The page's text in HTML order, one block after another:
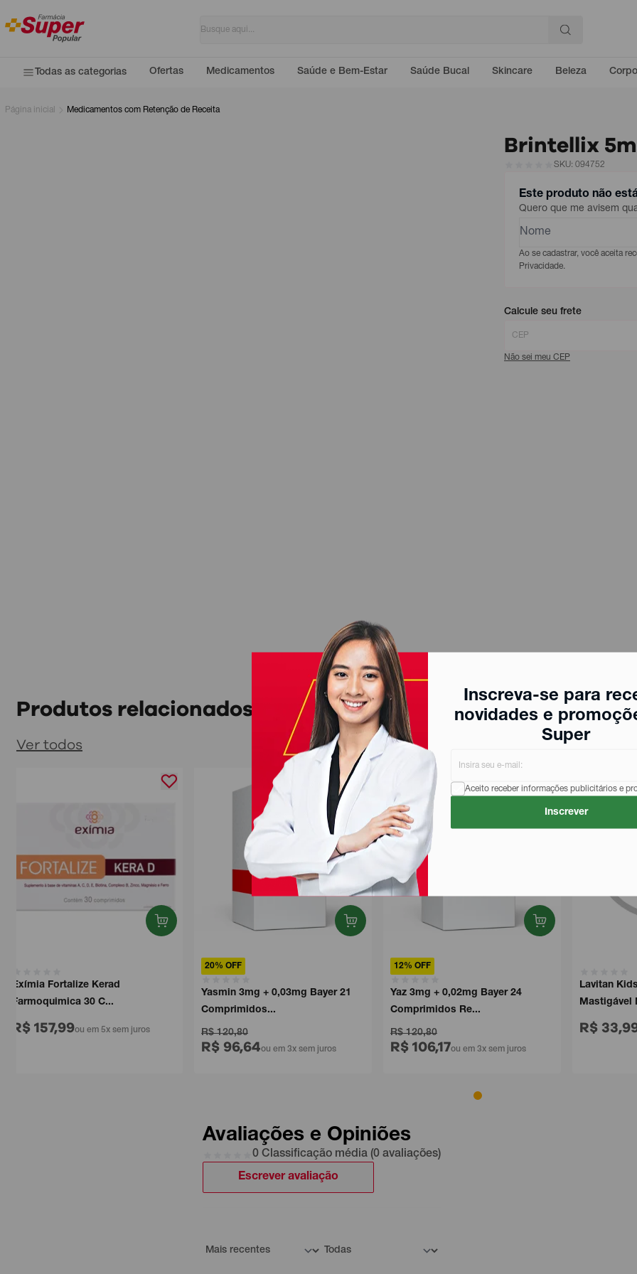
Inscreva-se para
novidades e
Super
Aceito receber informações publicitários e
Inscrever
Todas as categorias Ofertas Medicamentos Saúde e Bem-Estar Saúde Bucal Skincare Beleza Corpo
Página inicial Medicamentos com Retenção de Receita
Brintellix
SKU: 094752
Este produto não
Quero que me avisem
Ao se cadastrar, você aceita
Privacidade.
Calcule seu frete
Não sei meu CEP
Produtos relacionados
Ver todos
Exímia Fortalize Kerad
Farmoquimica 30 C...
R$ 157,99ou em 5x sem juros
20% OFF
Yasmin 3mg + 0,03mg Bayer 21
Comprimidos...
R$ 120,80
R$ 96,64ou em 3x sem juros
12% OFF
Yaz 3mg + 0,02mg Bayer 24
Comprimidos Re...
R$ 120,80
R$ 106,17ou em 3x sem juros
Lavitan
Mastigável
R$
Avaliações e Opiniões
0 Classificação média (0 avaliações)
Escrever avaliação